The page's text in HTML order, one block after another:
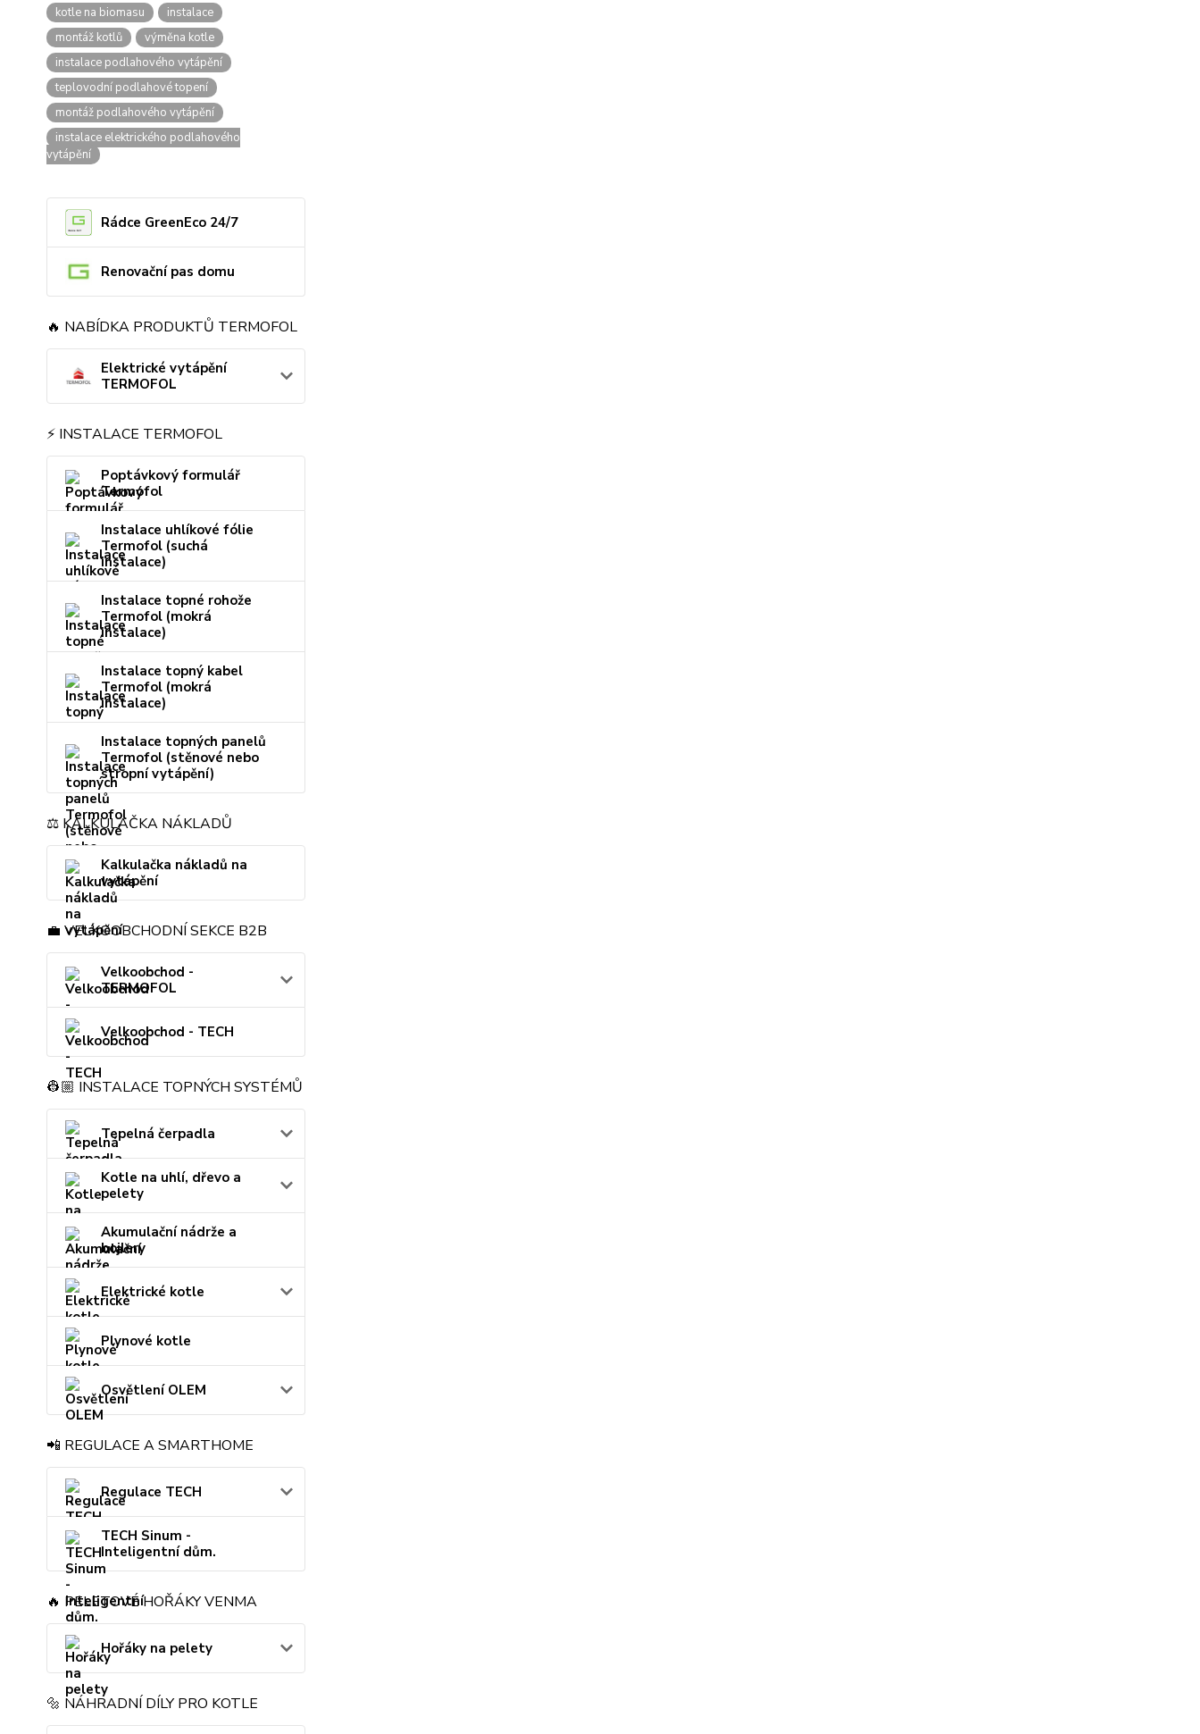
kotle na biomasu
instalace
montáž kotlů
výměna kotle
instalace podlahového vytápění
teplovodní podlahové topení
montáž podlahového vytápění
instalace elektrického podlahového
vytápění
Rádce GreenEco 24/7
Renovační pas domu
🔥 NABÍDKA PRODUKTŮ TERMOFOL
Elektrické vytápění
TERMOFOL
⚡ INSTALACE TERMOFOL
Poptávkový formulář
Termofol
Instalace uhlíkové fólie
Termofol (suchá
instalace)
Instalace topné rohože
Termofol (mokrá
instalace)
Instalace topný kabel
Termofol (mokrá
instalace)
Instalace topných panelů
Termofol (stěnové nebo
stropní vytápění)
⚖️ KALKULAČKA NÁKLADŮ
Kalkulačka nákladů na
vytápění
💼 VELKOOBCHODNÍ SEKCE B2B
Velkoobchod -
TERMOFOL
Velkoobchod - TECH
👷🏼 INSTALACE TOPNÝCH SYSTÉMŮ
Tepelná čerpadla
Kotle na uhlí, dřevo a
pelety
Akumulační nádrže a
bojlery
Elektrické kotle
Plynové kotle
Osvětlení OLEM
📲 REGULACE A SMARTHOME
Regulace TECH
TECH Sinum -
Inteligentní dům.
🔥 PELETOVÉ HOŘÁKY VENMA
Hořáky na pelety
🔩 NÁHRADNÍ DÍLY PRO KOTLE